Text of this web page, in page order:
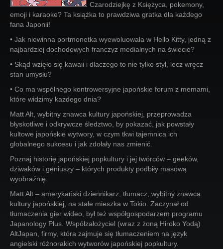
Czarodziejkę z Księżyca, pokemony,
emoji i karaoke? Ta książka to prawdziwa gratka dla każdego
fana Japonii!
• Jak niewinna portmonetka wyewoluowała w Hello Kitty, jedną z
najbardziej dochodowych franczyz medialnych na świecie?
• Skąd wzięło się kawaii i dlaczego to nie tylko styl, lecz wręcz
stan umysłu?
• Co ma wspólnego kontrowersyjne japońskie forum z memami,
które widzimy każdego dnia?
Matt Alt, wybitny znawca kultury japońskiej, przeprowadza
błyskotliwe i odkrywcze śledztwo, by pokazać, jak powstały
kultowe japońskie wytwory, w czym tkwi tajemnica ich
globalnego sukcesu i jak zdołały nas zmienić.
Poznaj historię japońskiej popkultury i jej twórców – geeków,
dziwaków i geniuszy – których produkty podbiły masową
wyobraźnię.
Matt Alt – amerykański dziennikarz, tłumacz, wybitny znawca
kultury japońskiej, na stałe mieszka w Tokio. Zaczynał od
tłumaczenia gier wideo, był też współgospodarzem programu
Japanology Plus. Współzałożyciel (wraz z żoną Hiroko Yodą)
AltJapan, firmy, która zajmuje się tłumaczeniem na język
angielski różnorakich wytworów japońskiej popkultury.